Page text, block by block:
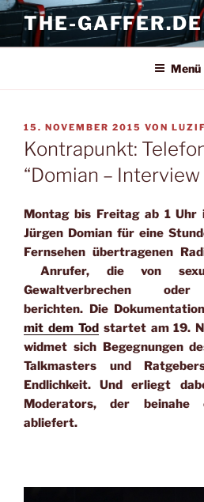
Zum
Inhalt
springen
THE-GAFFER.DE
Menü
VERÖFFENTLICHT
AM
15. NOVEMBER 2015 VON
Kontrapunkt:
“Domian –
Montag bis Freitag ab 1
Jürgen Domian für eine
Fernsehen übertragenen
Anrufer, die von
Gewaltverbrechen oder
berichten. Die Dokumentation
mit dem Todstartet am 19.
widmet sich Begegnungen
Talkmasters und
Endlichkeit. Und erliegt
Moderators, der beinahe
abliefert.